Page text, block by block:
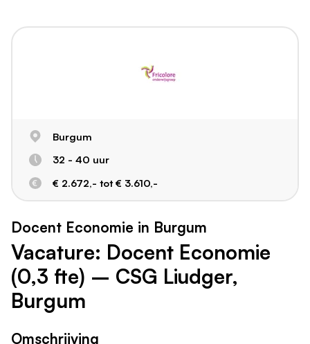
Burgum
32 - 40 uur
€ 2.672,- tot € 3.610,-
Docent Economie in Burgum
Vacature: Docent Economie
(0,3 fte) – CSG Liudger,
Burgum
Omschrijving